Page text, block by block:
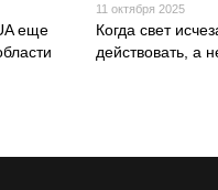
еще
11 октября 2025
Когда свет
действовать, а